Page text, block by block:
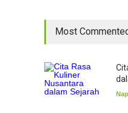
Most